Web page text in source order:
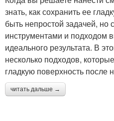
знать, как сохранить ее
быть непростой задачей, но
инструментами и подходом
идеального результата. В
несколько подходов,
гладкую поверхность после
читать дальше →